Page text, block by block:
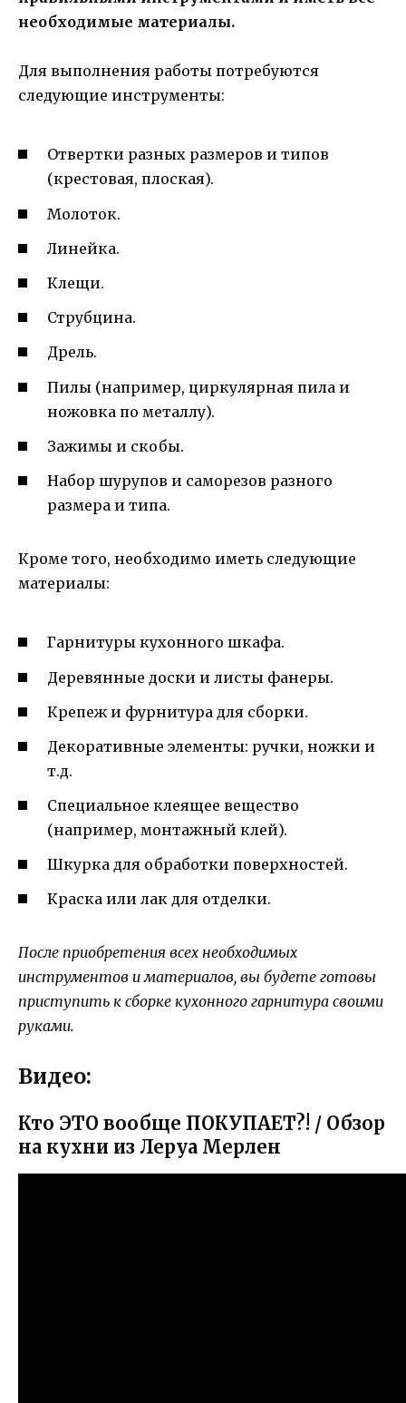
необходимые материалы.
Для выполнения работы потребуются
следующие инструменты:
Отвертки разных размеров и типов
(крестовая, плоская).
Молоток.
Линейка.
Клещи.
Струбцина.
Дрель.
Пилы (например, циркулярная пила и
ножовка по металлу).
Зажимы и скобы.
Набор шурупов и саморезов разного
размера и типа.
Кроме того, необходимо иметь следующие
материалы:
Гарнитуры кухонного шкафа.
Деревянные доски и листы фанеры.
Крепеж и фурнитура для сборки.
Декоративные элементы: ручки, ножки и
т.д.
Специальное клеящее вещество
(например, монтажный клей).
Шкурка для обработки поверхностей.
Краска или лак для отделки.
После приобретения всех необходимых
инструментов и материалов, вы будете готовы
приступить к сборке кухонного гарнитура своими
руками.
Видео:
Кто ЭТО вообще ПОКУПАЕТ?! / Обзор
на кухни из Леруа Мерлен